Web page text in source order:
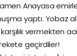
Anayasa
yaptı. Yobaz
vermekten
geçirdiler!